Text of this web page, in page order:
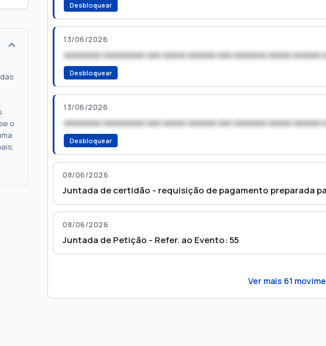
o
Desbloquear
13/06/2026
xxxxxxxx xxxxxxxxx xxx xxxxx xxxxxx xxx xxxxxxx xxxxx xxxxxx
Desbloquear
13/06/2026
xxxxxxxx xxxxxxxxx xxx xxxxx xxxxxx xxx xxxxxxx xxxxx xxxxxx
Desbloquear
08/06/2026
Juntada de certidão - requisição de pagamento preparada
08/06/2026
Juntada de Petição - Refer. ao Evento: 55
Ver mais 61